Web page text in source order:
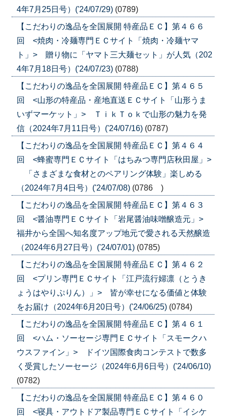
4年7月25日号）('24/07/29) (0789)
【こだわりの逸品を全国展開 特産品ＥＣ】第４６６
回 <焼肉・冷麺専門ＥＣサイト「焼肉・冷麺ヤマ
ト」> 贈り物に「ヤマト三大麺セット」が人気（202
4年7月18日号）('24/07/23) (0788)
【こだわりの逸品を全国展開 特産品ＥＣ】第４６５
回 <山形の特産品・産地直送ＥＣサイト「山形うま
いずマーケット」> ＴｉｋＴｏｋで山形の魅力を発
信（2024年7月11日号）('24/07/16) (0787)
【こだわりの逸品を全国展開 特産品ＥＣ】第４６４
回 <蜂蜜専門ＥＣサイト「はちみつ専門店秋田屋」>
「さまざまな食材とのペアリング体験」楽しめる
（2024年7月4日号）('24/07/08) (0786 )
【こだわりの逸品を全国展開 特産品ＥＣ】第４６３
回 <醤油専門ＥＣサイト「岩尾醤油味噌醸造元」>
福井から全国へ知名度アップ地元で愛される天然醸造
（2024年6月27日号）('24/07/01) (0785)
【こだわりの逸品を全国展開 特産品ＥＣ】第４６２
回 <プリン専門ＥＣサイト「江戸流行婦凛（とうき
ょうはやりぷりん）」> 皆が幸せになる価値と体験
をお届け（2024年6月20日号）('24/06/25) (0784)
【こだわりの逸品を全国展開 特産品ＥＣ】第４６１
回 <ハム・ソーセージ専門ＥＣサイト「スモークハ
ウスファイン」> ドイツ国際食肉コンテストで数多
く受賞したソーセージ（2024年6月6日号）('24/06/10)
(0782)
【こだわりの逸品を全国展開 特産品ＥＣ】第４６０
回 <寝具・アウトドア製品専門ＥＣサイト「イシケ